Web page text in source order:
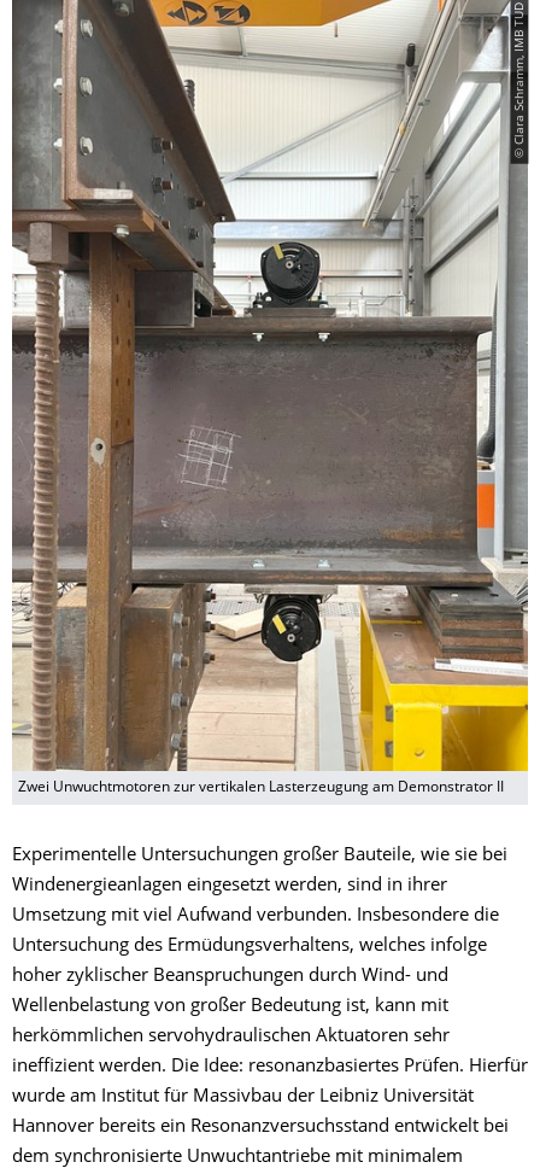
© Clara Schramm, IMB TUD
Zwei Unwuchtmotoren zur vertikalen Lasterzeugung am Demonstrator II
Experimentelle Untersuchungen großer Bauteile, wie sie bei
Windenergieanlagen eingesetzt werden, sind in ihrer
Umsetzung mit viel Aufwand verbunden. Insbesondere die
Untersuchung des Ermüdungsverhaltens, welches infolge
hoher zyklischer Beanspruchungen durch Wind- und
Wellenbelastung von großer Bedeutung ist, kann mit
herkömmlichen servohydraulischen Aktuatoren sehr
ineffizient werden. Die Idee: resonanzbasiertes Prüfen. Hierfür
wurde am Institut für Massivbau der Leibniz Universität
Hannover bereits ein Resonanzversuchsstand entwickelt bei
dem synchronisierte Unwuchtantriebe mit minimalem